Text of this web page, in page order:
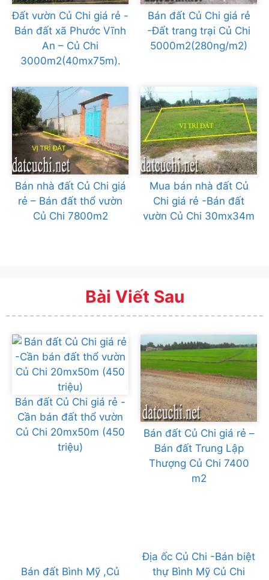
Đất vườn Củ Chi giá rẻ -
Bán đất xã Phước Vĩnh
An – Củ Chi
3000m2(40mx75m).
Bán đất Củ Chi giá rẻ
-Đất trang trại Củ Chi
5000m2(280ng/m2)
Bán nhà đất Củ Chi giá
rẻ – Bán đất thổ vườn
Củ Chi 7800m2
Mua bán nhà đất Củ
Chi giá rẻ -Bán đất
vườn Củ Chi 30mx34m
Bài Viết Sau
Bán đất Củ Chi giá rẻ -
Cần bán đất thổ vườn
Củ Chi 20mx50m (450
triệu)
Bán đất Củ Chi giá rẻ –
Bán đất Trung Lập
Thượng Củ Chi 7400
m2
Bán đất Bình Mỹ ,Củ
Địa ốc Củ Chi -Bán biệt
thự Bình Mỹ Củ Chi